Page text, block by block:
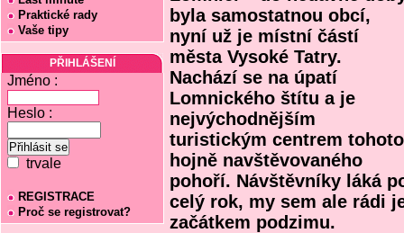
Praktické rady
Vaše tipy
PŘIHLÁŠENÍ
Jméno :
Heslo :
trvale
REGISTRACE
Proč se registrovat?
byla samostatnou obcí,
nyní už je místní částí
města Vysoké Tatry.
Nachází se na úpatí
Lomnického štítu a je
nejvýchodnějším
turistickým centrem tohoto
hojně navštěvovaného
pohoří. Návštěvníky láká
celý rok, my sem ale rádi
začátkem podzimu.